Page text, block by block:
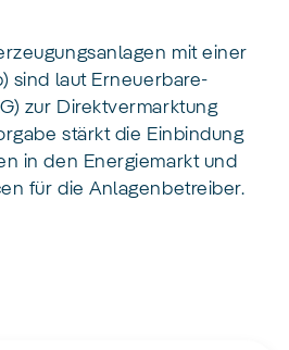
mit einer
sind laut Erneuerbare-
zur Direktvermarktung
stärkt die Einbindung
in den Energiemarkt und
für die Anlagenbetreiber.